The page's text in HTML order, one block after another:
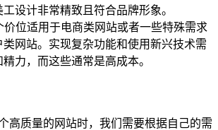
设计非常精致且符合品牌形象。
价位适用于电商类网站或者一些特殊需求
类网站。实现复杂功能和使用新兴技术需
力，而这些通常是高成本。
高质量的网站时，我们需要根据自己的需